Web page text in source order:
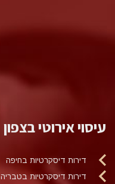
עיסוי אירוטי בצפון
דירות דיסקרטיות בחיפה
דירות דיסקרטיות בטבריה